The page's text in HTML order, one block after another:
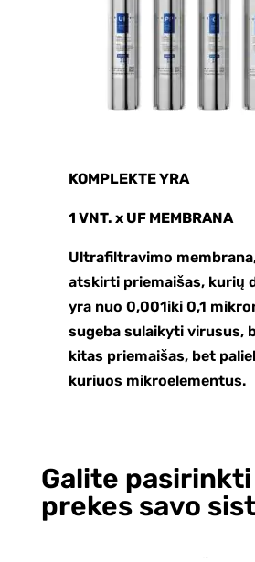
KOMPLEKTE YRA
1 VNT. x UF MEMBRANA
Ultrafiltravimo
atskirti priemaišas, kurių
yra nuo 0,001iki 0,1
sugeba sulaikyti virusus,
kitas priemaišas, bet
kuriuos mikroelementus.
Galite
prekes savo